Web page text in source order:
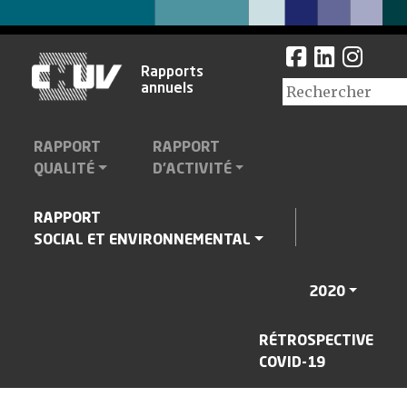
Rapports
annuels
RAPPORT
QUALITÉ
RAPPORT
D'ACTIVITÉ
RAPPORT
SOCIAL ET ENVIRONNEMENTAL
2020
RÉTROSPECTIVE
COVID-19